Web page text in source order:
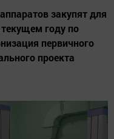
закупят для
году по
первичного
проекта